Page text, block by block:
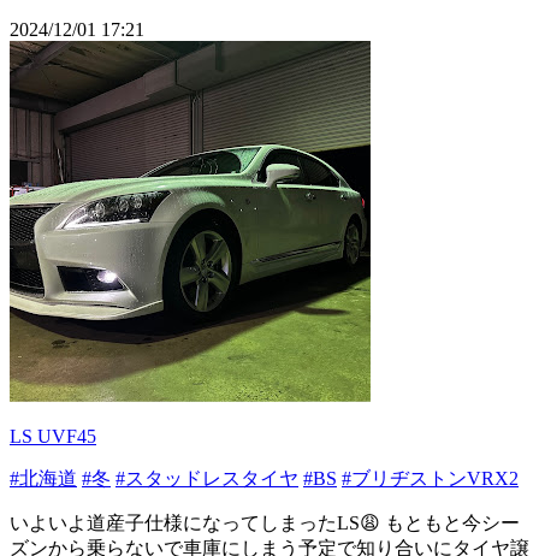
2024/12/01 17:21
LS UVF45
#北海道 #冬 #スタッドレスタイヤ #BS #ブリヂストンVRX2
いよいよ道産子仕様になってしまったLS😩 もともと今シー
ズンから乗らないで車庫にしまう予定で知り合いにタイヤ譲